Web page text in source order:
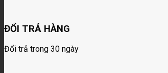
ĐỔI TRẢ HÀNG
Đổi trả trong 30 ngày